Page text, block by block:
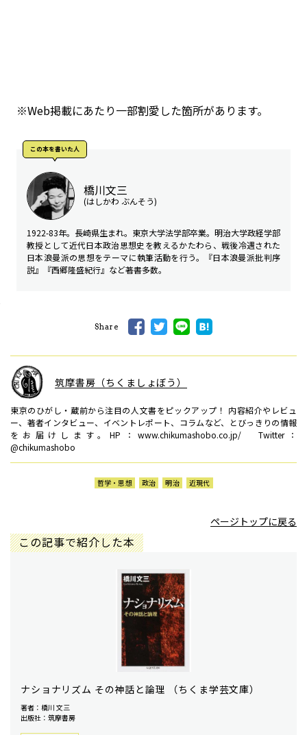
※Web掲載にあたり一部割愛した箇所があります。
この本を書いた人
橋川文三
(はしかわ ぶんそう)
1922-83年。長崎県生まれ。東京大学法学部卒業。明治大学政経学部
教授として近代日本政治思想史を教えるかたわら、戦後冷遇された
日本浪曼派の思想をテーマに執筆活動を行う。『日本浪曼派批判序
説』『西郷隆盛紀行』など著書多数。
Share
筑摩書房（ちくましょぼう）
東京のひがし・蔵前から注目の人文書をピックアップ！ 内容紹介やレビュ
ー、著者インタビュー、イベントレポート、コラムなど、とびっきりの情報
をお届けします。HP：www.chikumashobo.co.jp/ Twitter：
@chikumashobo
哲学・思想 政治 明治 近現代
ページトップに戻る
この記事で紹介した本
ナショナリズム その神話と論理 （ちくま学芸文庫）
著者：橋川 文三
出版社：筑摩書房